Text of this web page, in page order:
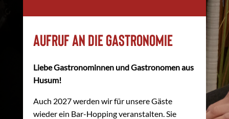
Aufruf an die Gastronomie
Liebe Gastronominnen und Gastronomen aus
Husum!
Auch 2027 werden wir für unsere Gäste
wieder ein Bar-Hopping veranstalten. Sie